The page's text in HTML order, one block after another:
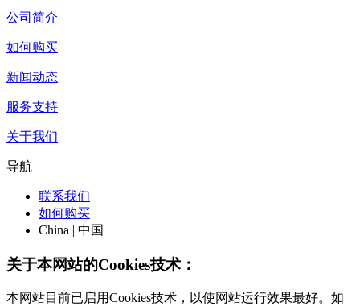
公司简介
如何购买
新闻动态
服务支持
关于我们
导航
联系我们
如何购买
China | 中国
关于本网站的Cookies技术：
本网站目前已启用Cookies技术，以使网站运行效果最好。如